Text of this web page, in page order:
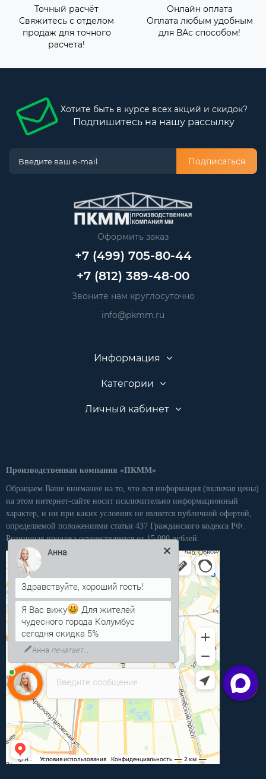
Точный расчёт
Свяжитесь с отделом
продаж для точного
расчета!
Онлайн оплата
Оплата любым удобным
для ВАс способом!
Хотите быть в курсе всех акций и скидок?
Подпишитесь на нашу рассылку
Подписаться
Оформить заказ
+7 (499) 705-80-44
+7 (812) 389-48-00
Звоните нам круглосуточно
info@pkmm.ru
Информация
Категории
Личный кабинет
Производственная компания «ПКММ»
Обращаем Ваше внимание на то, что вся информация (включая цены)
на этом интернет-сайте носит исключительно информационный
характер, и ни при каких условиях не является публичной офертой,
определяемой положениями статьи 437 Гражданского кодекса РФ.
Розничная продажа осуществляется от 15 000 рублей.
Введите сообщение
Анна
Я Вас вижу
Для жителей
чудесного города Колумбус
сегодня скидка 5%
Анна печатает...